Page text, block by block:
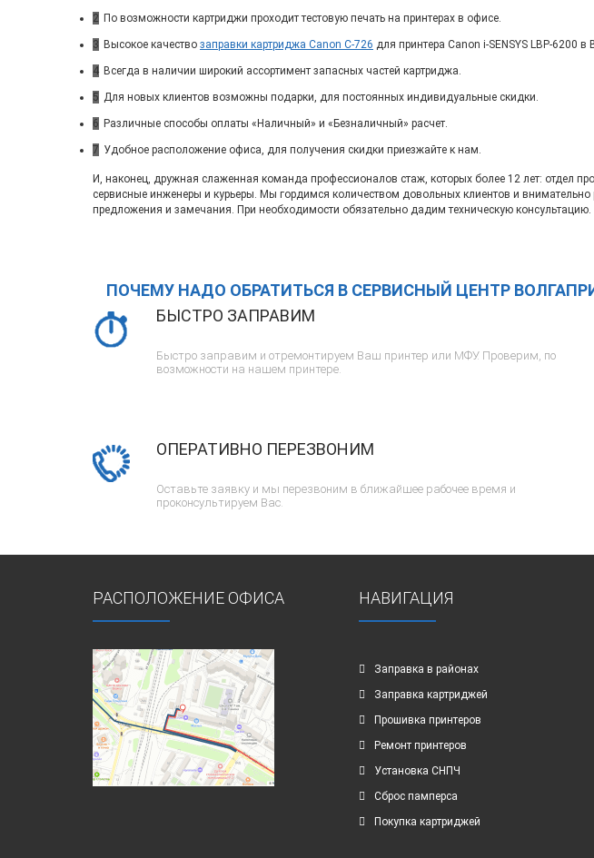
2 По возможности картриджи проходит тестовую печать на принтерах в офисе.
3 Высокое качество заправки картриджа Canon C-726 для принтера Canon i-SENSYS LBP-6200
4 Всегда в наличии широкий ассортимент запасных частей картриджа.
5 Для новых клиентов возможны подарки, для постоянных индивидуальные скидки.
6 Различные способы оплаты «Наличный» и «Безналичный» расчет.
7 Удобное расположение офиса, для получения скидки приезжайте к нам.
И, наконец, дружная слаженная команда профессионалов стаж, которых более 12 лет: отдел
сервисные инженеры и курьеры. Мы гордимся количеством довольных клиентов и
предложения и замечания. При необходимости обязательно дадим техническую консультацию.
ПОЧЕМУ НАДО ОБРАТИТЬСЯ В СЕРВИСНЫЙ ЦЕНТР
БЫСТРО ЗАПРАВИМ
Быстро заправим и отремонтируем Ваш принтер или МФУ. Проверим, по
возможности на нашем принтере.
ОПЕРАТИВНО ПЕРЕЗВОНИМ
Оставьте заявку и мы перезвоним в ближайшее рабочее время и
проконсультируем Вас.
РАСПОЛОЖЕНИЕ ОФИСА НАВИГАЦИЯ
Заправка в районах
Заправка картриджей
Прошивка принтеров
Ремонт принтеров
Установка СНПЧ
Сброс памперса
Покупка картриджей